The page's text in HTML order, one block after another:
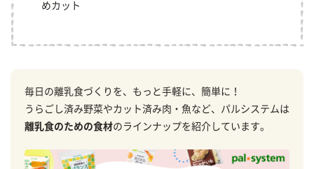
めカット
毎日の離乳食づくりを、もっと手軽に、簡単に！
うらごし済み野菜やカット済み肉・魚など、パルシステムは
離乳食のための食材のラインナップを紹介しています。